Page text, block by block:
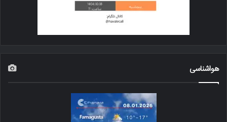
هواشناسی